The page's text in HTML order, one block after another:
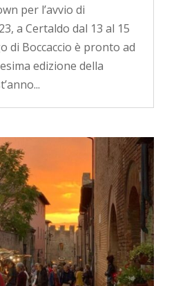
per l’avvio di
a Certaldo dal 13 al 15
di Boccaccio è pronto ad
edizione della